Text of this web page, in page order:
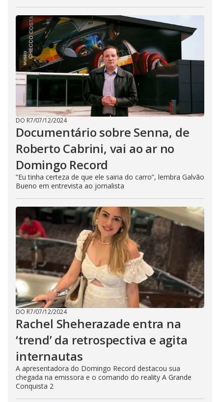
DO R7/07/12/2024
Documentário sobre Senna, de
Roberto Cabrini, vai ao ar no
Domingo Record
“Eu tinha certeza de que ele sairia do carro”, lembra Galvão
Bueno em entrevista ao jornalista
DO R7/07/12/2024
Rachel Sheherazade entra na
‘trend’ da retrospectiva e agita
internautas
A apresentadora do Domingo Record destacou sua
chegada na emissora e o comando do reality A Grande
Conquista 2